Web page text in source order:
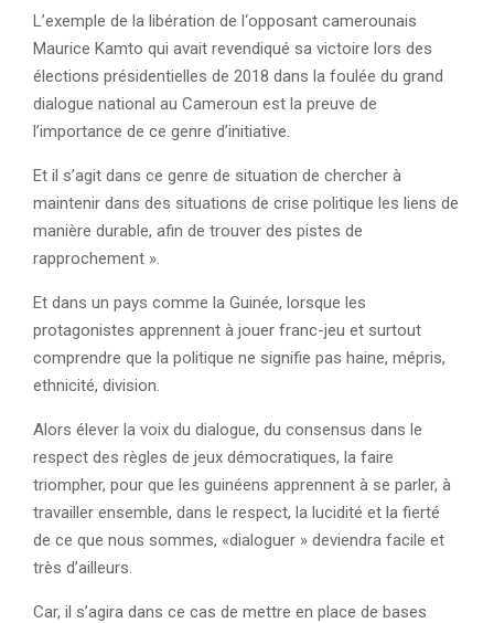
L’exemple de la libération de l‘opposant camerounais
Maurice Kamto qui avait revendiqué sa victoire lors des
élections présidentielles de 2018 dans la foulée du grand
dialogue national au Cameroun est la preuve de
l’importance de ce genre d’initiative.
Et il s’agit dans ce genre de situation de chercher à
maintenir dans des situations de crise politique les liens de
manière durable, afin de trouver des pistes de
rapprochement ».
Et dans un pays comme la Guinée, lorsque les
protagonistes apprennent à jouer franc-jeu et surtout
comprendre que la politique ne signifie pas haine, mépris,
ethnicité, division.
Alors élever la voix du dialogue, du consensus dans le
respect des règles de jeux démocratiques, la faire
triompher, pour que les guinéens apprennent à se parler, à
travailler ensemble, dans le respect, la lucidité et la fierté
de ce que nous sommes, «dialoguer » deviendra facile et
très d’ailleurs.
Car, il s’agira dans ce cas de mettre en place de bases